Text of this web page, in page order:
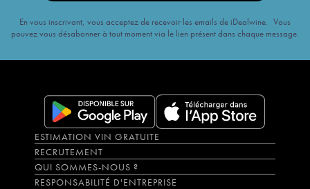
En vous inscrivant, vous acceptez de recevoir les emails de iDealwine. Vous
pouvez vous désabonner à tout moment via le lien présent dans chaque message.
ESTIMATION VIN GRATUITE
RECRUTEMENT
QUI SOMMES-NOUS ?
RESPONSABILITÉ D'ENTREPRISE